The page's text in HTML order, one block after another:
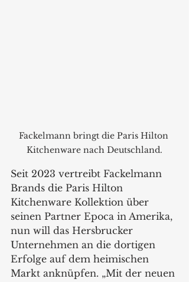
Fackelmann bringt die Paris Hilton
Kitchenware nach Deutschland.
Seit 2023 vertreibt Fackelmann
Brands die Paris Hilton
Kitchenware Kollektion über
seinen Partner Epoca in Amerika,
nun will das Hersbrucker
Unternehmen an die dortigen
Erfolge auf dem heimischen
Markt anknüpfen. „Mit der neuen